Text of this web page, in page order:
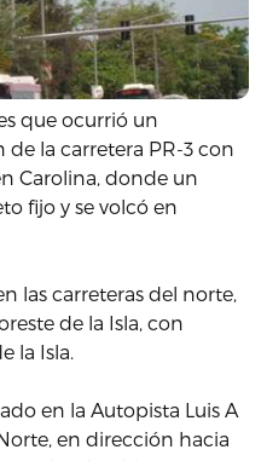
que ocurrió un
la carretera PR-3 con
Carolina, donde un
fijo y se volcó en
las carreteras del norte,
de la Isla, con
la Isla.
en la Autopista Luis A
en dirección hacia